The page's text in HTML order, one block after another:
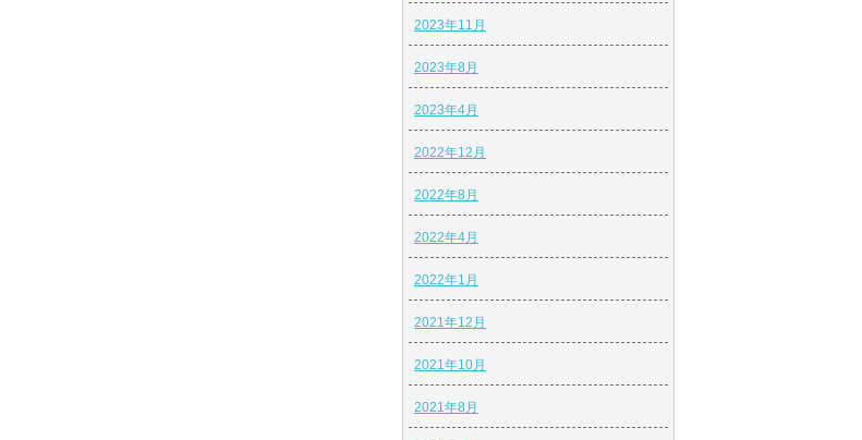
2023年11月
2023年8月
2023年4月
2022年12月
2022年8月
2022年4月
2022年1月
2021年12月
2021年10月
2021年8月